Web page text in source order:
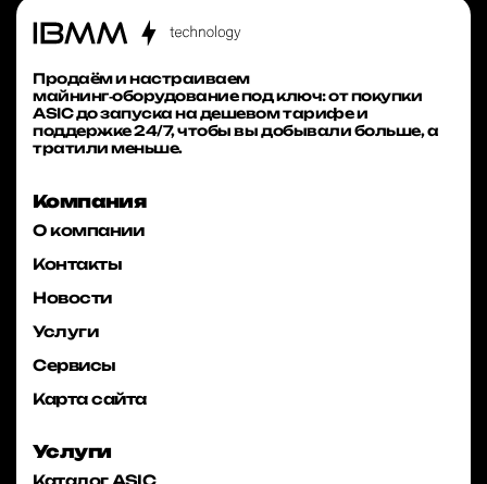
Продаём и настраиваем
майнинг‑оборудование под ключ: от покупки
ASIC до запуска на дешевом тарифе и
поддержке 24/7, чтобы вы добывали больше, а
тратили меньше.
Компания
О компании
Контакты
Новости
Услуги
Сервисы
Карта сайта
Услуги
Каталог ASIC